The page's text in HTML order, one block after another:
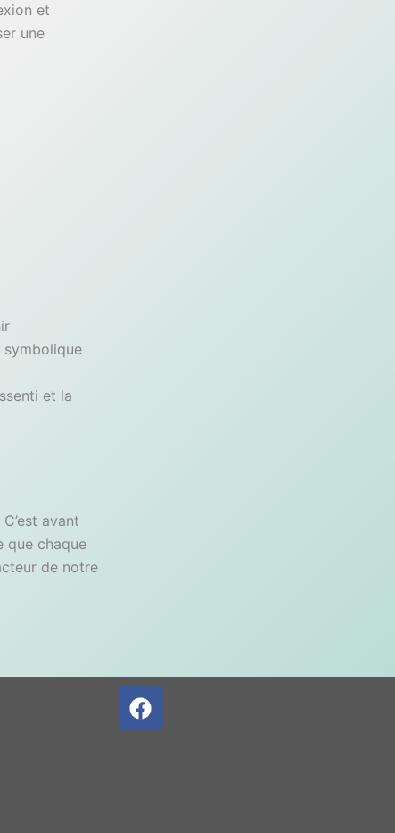
et
une
symbolique
et la
avant
que chaque
de notre
F
a